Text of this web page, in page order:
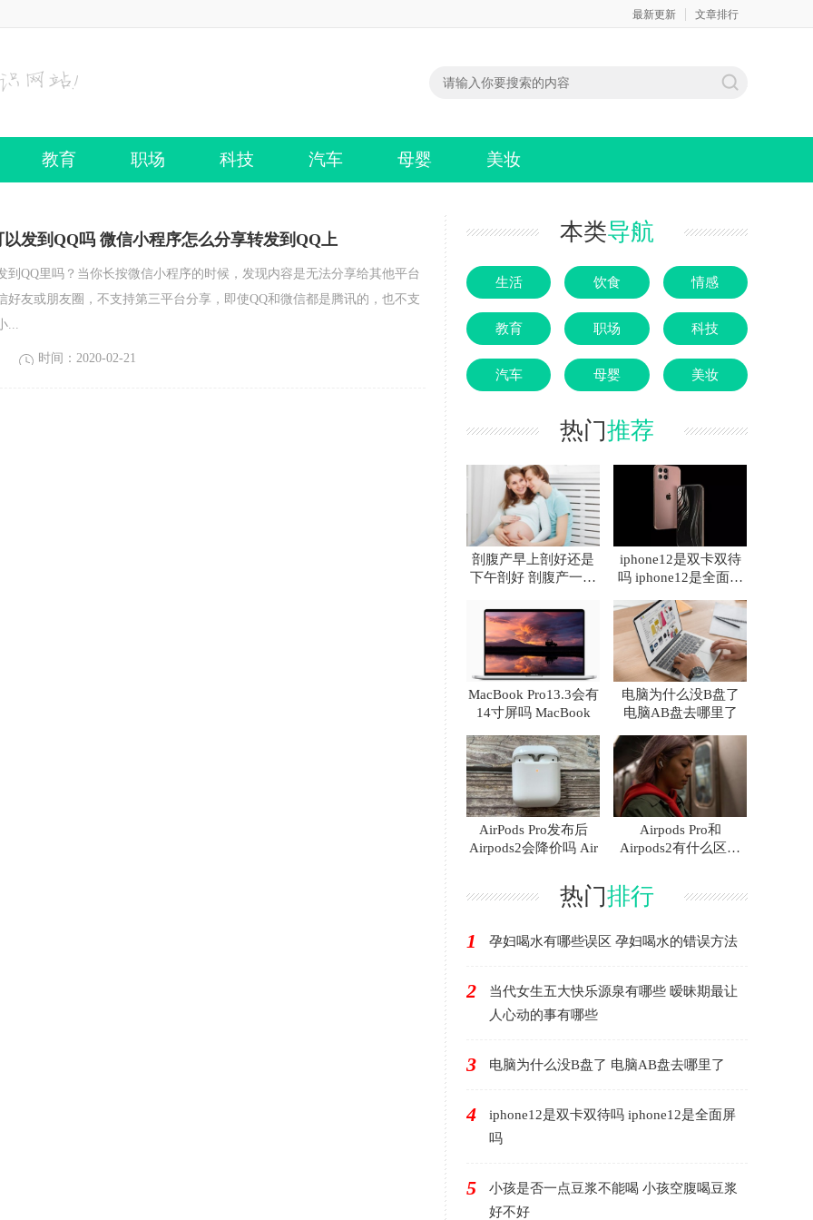
最新更新 文章排行
教育 职场 科技 汽车 母婴 美妆
发到QQ吗 微信小程序怎么分享转发到QQ上
到QQ里吗？当你长按微信小程序的时候，发现内容是无法分享给其他平台
好友或朋友圈，不支持第三平台分享，即使QQ和微信都是腾讯的，也不支
...
时间：2020-02-21
本类导航
生活 饮食 情感
教育 职场 科技
汽车 母婴 美妆
热门推荐
剖腹产早上剖好还是
下午剖好 剖腹产一天
iphone12是双卡双待
吗 iphone12是全面屏
MacBook Pro13.3会有
14寸屏吗 MacBook
电脑为什么没B盘了
电脑AB盘去哪里了
AirPods Pro发布后
Airpods2会降价吗 Air
Airpods Pro和
Airpods2有什么区别
热门排行
1 孕妇喝水有哪些误区 孕妇喝水的错误方法
2
当代女生五大快乐源泉有哪些 暧昧期最让
人心动的事有哪些
3 电脑为什么没B盘了 电脑AB盘去哪里了
4
iphone12是双卡双待吗 iphone12是全面屏
吗
5
小孩是否一点豆浆不能喝 小孩空腹喝豆浆
好不好